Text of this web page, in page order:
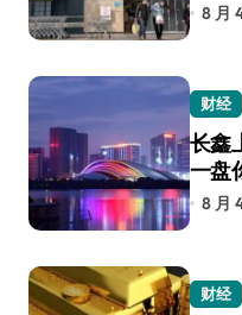
8 月
财经
长鑫
一盘
8 月
财经